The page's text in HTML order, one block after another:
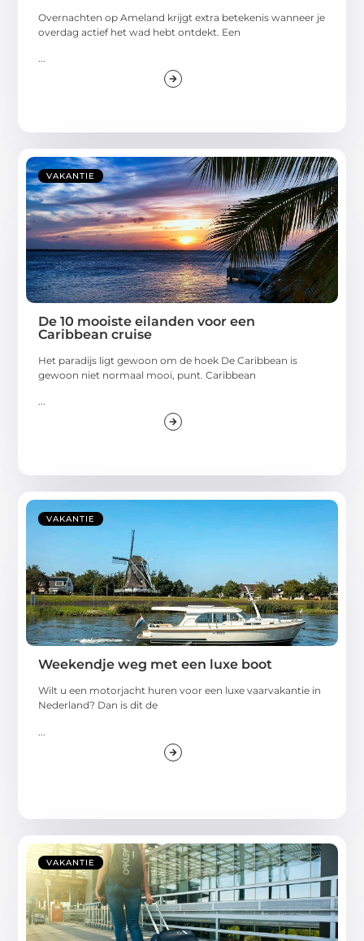
Overnachten op Ameland krijgt extra betekenis wanneer je
overdag actief het wad hebt ontdekt. Een
...
VAKANTIE
De 10 mooiste eilanden voor een
Caribbean cruise
Het paradijs ligt gewoon om de hoek De Caribbean is
gewoon niet normaal mooi, punt. Caribbean
...
VAKANTIE
Weekendje weg met een luxe boot
Wilt u een motorjacht huren voor een luxe vaarvakantie in
Nederland? Dan is dit de
VAKANTIE